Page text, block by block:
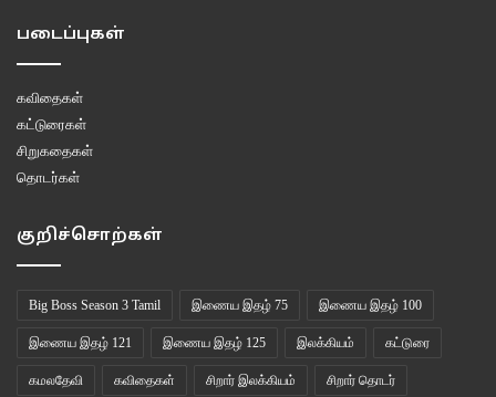
நாம் முன்னெடுத்தபடியே இருக்கவேண்டும்.
nans.mythila@gmail.com
இணைய இதழ் 100
படைப்புகள்
கவிதைகள்
கட்டுரைகள்
சிறுகதைகள்
தொடர்கள்
குறிச்சொற்கள்
Big Boss Season 3 Tamil இணைய இதழ் 75 இணைய இதழ் 100
இணைய இதழ் 121 இணைய இதழ் 125 இலக்கியம் கட்டுரை
கமலதேவி கவிதைகள் சிறார் இலக்கியம் சிறார் தொடர்